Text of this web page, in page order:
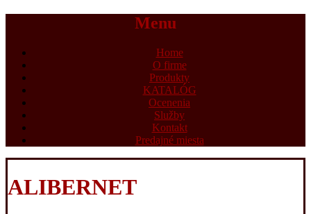
Menu
Home
O firme
Produkty
KATALÓG
Ocenenia
Služby
Kontakt
Predajné miesta
ALIBERNET